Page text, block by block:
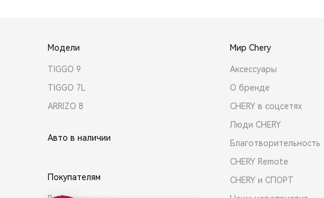
Модели
TIGGO 9
TIGGO 7L
ARRIZO 8
Авто в наличии
Покупателям
Мир Chery
Аксессуары
О бренде
CHERY в соцсетях
Люди CHERY
Благотворительность
CHERY Remote
CHERY и СПОРТ